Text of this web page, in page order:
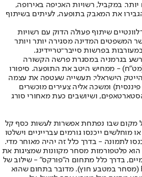
במקביל, רשויות האכיפה באירופה,
את המאבק בתופעה, לעיתים בשיתוף
שיתוף פעולה הדוק עם רשויות
המשפטים המדינה מסגירה יותר ויותר
בפרשות סייבר־טריידינג.
בגרמניה במסגרת פרשה הקשורה
- ממחיש היטב את התופעה. סיפורו
הישראלי: תעשייה שעטפה את עצמה
ומשכה אליה צעירים מוכשרים
ושיושבים כעת מאחורי סורג
מקום שבו נפתחת אפשרות לעשות כסף קל
מוחלשים ייכנסו גורמים עברייניים וישלטו
לתמונה - בדרך כלל זה יהיה מאוחר מדי.
פלטפורמות מסחר מקוונות שמציגות את
בדרך כלל מתחום ה"פורקס" - שילוב של
המילים Foreign Exchange (מסחר במטבע חוץ). מדובר בתחום שהוא